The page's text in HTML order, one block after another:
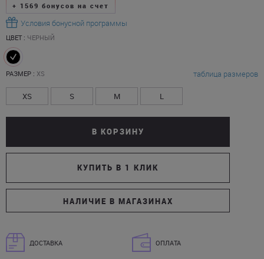
+ 1569 бонусов на счет
Условия бонусной программы
ЦВЕТ : ЧЕРНЫЙ
РАЗМЕР : XS таблица размеров
XS S M L
В КОРЗИНУ
КУПИТЬ В 1 КЛИК
НАЛИЧИЕ В МАГАЗИНАХ
ДОСТАВКА ОПЛАТА